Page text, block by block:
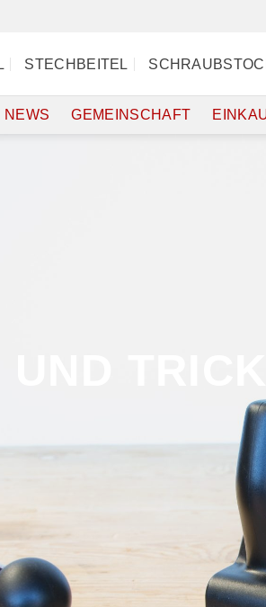
STECHBEITEL
NEWS GEMEINSCHAFT